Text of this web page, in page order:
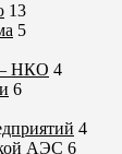
13
5
НКО 4
6
4
АЭС 6